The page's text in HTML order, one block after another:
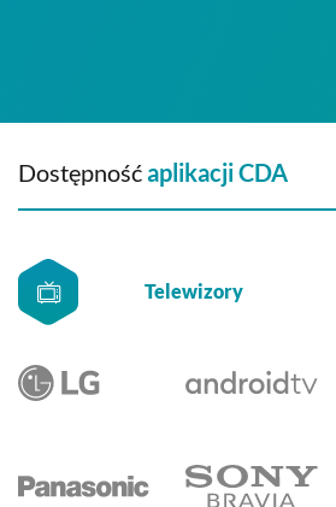
Dostępnośćaplikacji CDA
Telewizory